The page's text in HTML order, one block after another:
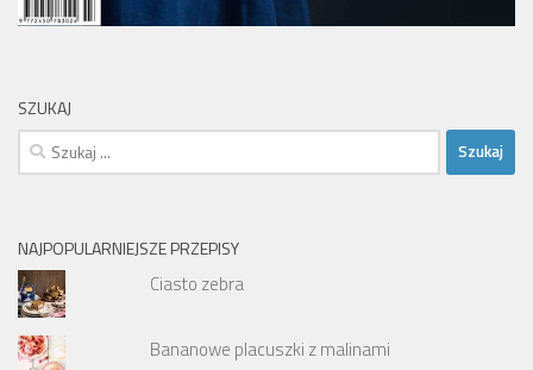
SZUKAJ
Szukaj:
NAJPOPULARNIEJSZE PRZEPISY
Ciasto zebra
Bananowe placuszki z malinami